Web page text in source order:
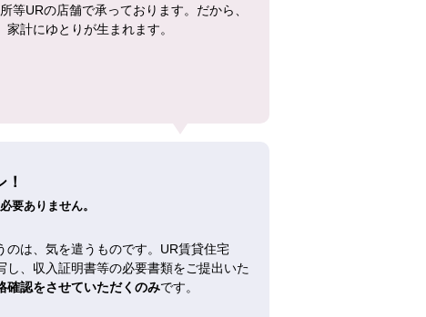
等URの店舗で承っております。だから、
家計にゆとりが生まれます。
要ありません。
のは、気を遣うものです。UR賃貸住宅
し、収入証明書等の必要書類をご提出いた
確認をさせていただくのみです。